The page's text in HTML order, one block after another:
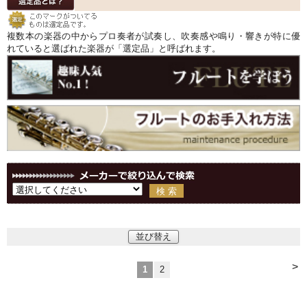
複数本の楽器の中からプロ奏者が試奏し、吹奏感や鳴り・響きが特に優
れていると選ばれた楽器が「選定品」と呼ばれます。
並び替え
>
1 2